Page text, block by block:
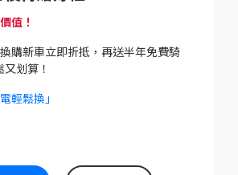
值！
購新車立即折抵，再送半年免費騎
划算！
輕鬆換」